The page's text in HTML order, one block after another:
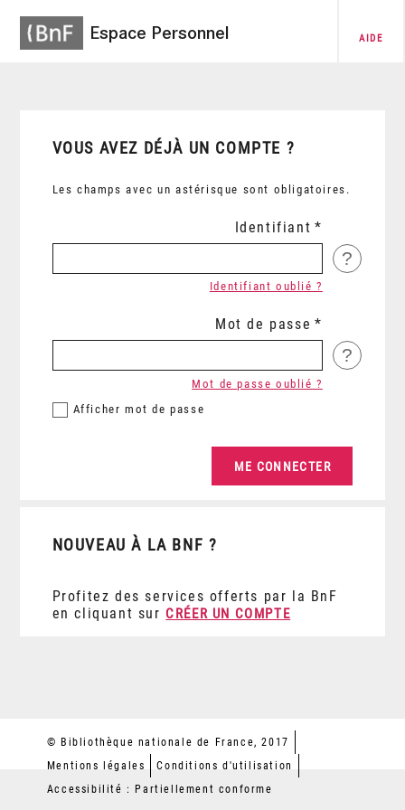
Espace Personnel AIDE
VOUS AVEZ DÉJÀ UN COMPTE ?
Les champs avec un astérisque sont obligatoires.
Identifiant
?
Identifiant oublié ?
Mot de passe
?
Afficher mot de passe
Mot de passe oublié ?
NOUVEAU À LA BNF ?
Profitez des services offerts par la BnF
en cliquant sur CRÉER UN COMPTE
© Bibliothèque nationale de France, 2017
Mentions légales
Conditions d'utilisation
Accessibilité : Partiellement conforme